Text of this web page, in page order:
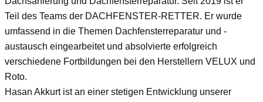
Teil des Teams der DACHFENSTER-RETTER. Er wurde
umfassend in die Themen Dachfensterreparatur und -
austausch eingearbeitet und absolvierte erfolgreich
verschiedene Fortbildungen bei den Herstellern VELUX und
Roto.
Hasan Akkurt ist an einer stetigen Entwicklung unserer